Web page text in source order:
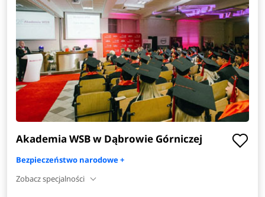
Akademia WSB w Dąbrowie Górniczej
Bezpieczeństwo narodowe +
Zobacz specjalności